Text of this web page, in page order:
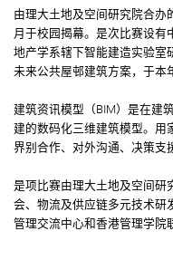
由理大土地及空间研究院合办
月于校园揭幕。是次比赛设有
地产学系辖下智能建造实验室
未来公共屋邨建筑方案，于本
建筑资讯模型（BIM）是在建
建的数码化三维建筑模型。用
界别合作、对外沟通、决策支
是项比赛由理大土地及空间研
会、物流及供应链多元技术研
管理交流中心和香港管理学院